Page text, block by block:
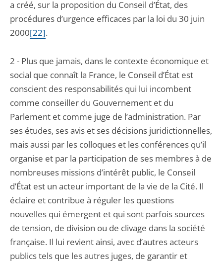
a créé, sur la proposition du Conseil d’État, des
procédures d’urgence efficaces par la loi du 30 juin
2000[22].
2 - Plus que jamais, dans le contexte économique et
social que connaît la France, le Conseil d’État est
conscient des responsabilités qui lui incombent
comme conseiller du Gouvernement et du
Parlement et comme juge de l’administration. Par
ses études, ses avis et ses décisions juridictionnelles,
mais aussi par les colloques et les conférences qu’il
organise et par la participation de ses membres à de
nombreuses missions d’intérêt public, le Conseil
d’État est un acteur important de la vie de la Cité. Il
éclaire et contribue à réguler les questions
nouvelles qui émergent et qui sont parfois sources
de tension, de division ou de clivage dans la société
française. Il lui revient ainsi, avec d’autres acteurs
publics tels que les autres juges, de garantir et